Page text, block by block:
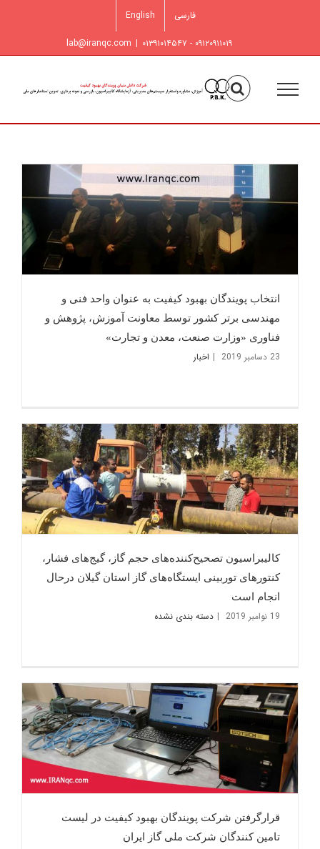
فارسی English
۰۹۱۲۰۹۱۱۰۱۹ - ۰۱۳۹۱۰۱۴۵۴۷ |
lab@iranqc.com
انتخاب پویندگان بهبود کیفیت به عنوان واحد فنی و
مهندسی برتر کشور توسط معاونت آموزش، پژوهش و
فناوری «وزارت صنعت، معدن و تجارت»
23 دسامبر 2019 | اخبار
کالیبراسیون تصحیح‌کننده‌های حجم گاز، گیج‌های فشار،
کنتورهای توربینی ایستگاه‌های گاز استان گیلان درحال
انجام است
19 نوامبر 2019 | دسته بندی نشده
قرارگرفتن شرکت پویندگان بهبود کیفیت در لیست
تامین کنندگان شرکت ملی گاز ایران